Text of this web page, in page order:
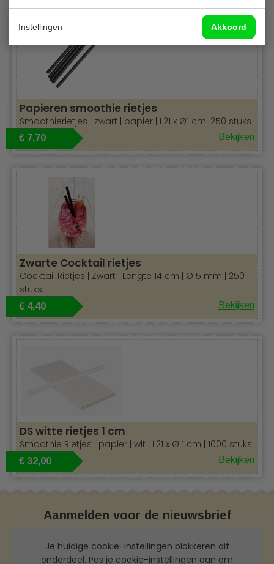
Instellingen Akkoord
Papieren smoothie rietjes
Smoothierietjes | zwart | papier | L21 x Ø1 cm| 250 stuks
€ 7,70 Bekijken
Zwarte Cocktail rietjes
Cocktail Rietjes | Zwart | Lengte 14 cm | Ø 5 mm | 250
stuks
€ 4,40 Bekijken
DS witte rietjes 1 cm
Smoothie Rietjes | papier | wit | L21 x Ø 1 cm | 1000 stuks
€ 32,00 Bekijken
Aanmelden voor de nieuwsbrief
Je huidige cookie-instellingen blokkeren dit
onderdeel. Pas je cookie-instellingen aan om